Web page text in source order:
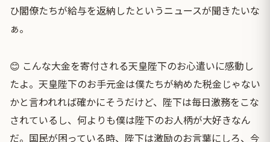
ひ閣僚たちが給与を返納したというニュースが聞きたいな
ぁ。
😊 こんな大金を寄付される天皇陛下のお心遣いに感動し
たよ。天皇陛下のお手元金は僕たちが納めた税金じゃない
かと言われれば確かにそうだけど、陛下は毎日激務をこな
されているし、何よりも僕は陛下のお人柄が大好きなん
だ。国民が困っている時、陛下は激励のお言葉にしろ、今